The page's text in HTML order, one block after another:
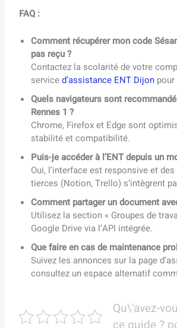
FAQ :
Comment récupérer mon code
pas reçu ?
Contactez la scolarité de votre
serviced’assistance ENT Dijon
Quels navigateurs sont
Rennes 1 ?
Chrome, Firefox et Edge sont
stabilité et compatibilité.
Puis-je accéder à l’ENT depuis un
Oui, l’interface est responsive et
tierces (Notion, Trello) s’intègrent
Comment partager un document
Utilisez la section « Groupes de
Google Drive via l’API intégrée.
Que faire en cas de maintenance
Suivez les annonces sur la page
consultez un espace alternatif
Qu\'avez-